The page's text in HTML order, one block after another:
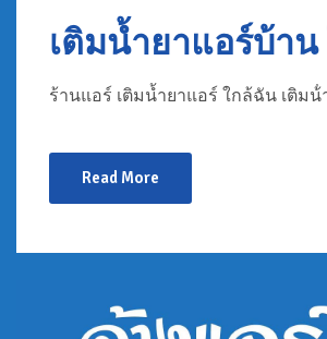
เติมน้ำยาแอร์บ้า
ร้านแอร์ เติมน้ำยาแอร์ ใกล้ฉัน เติมน้ํ
Read More